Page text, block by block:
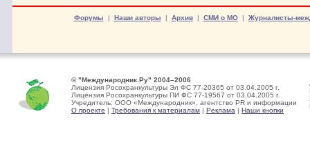
Форумы | Наши авторы | Архив| СМИ о МО| Журналисты-
© "Международник.Ру" 2004–2006
Лицензия Росохранкультуры Эл ФС 77-20365 от 03.04.2005 г.
Лицензия Росохранкультуры ПИ ФС 77-19567 от 03.04.2005 г.
Учредитель: ООО «Международник», агентство PR и информации
О проекте | Требования к материалам | Реклама | Наши кнопки